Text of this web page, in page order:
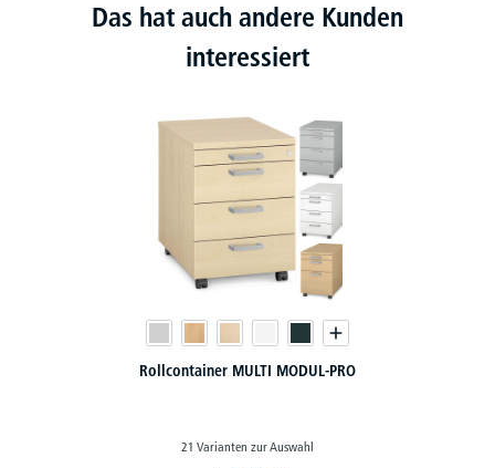
Das hat auch andere Kunden
interessiert
Rollcontainer MULTI MODUL-PRO
21 Varianten zur Auswahl